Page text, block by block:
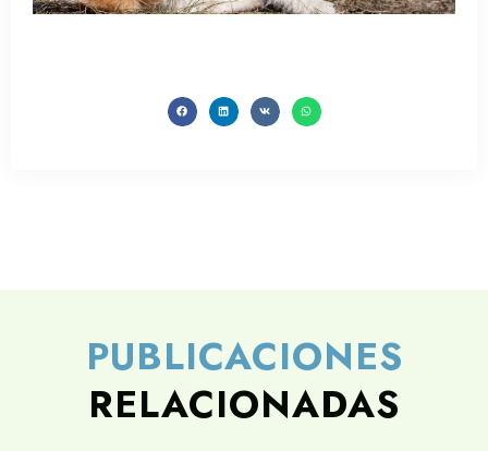
PUBLICACIONES
RELACIONADAS